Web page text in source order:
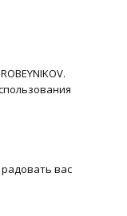
радовать вас